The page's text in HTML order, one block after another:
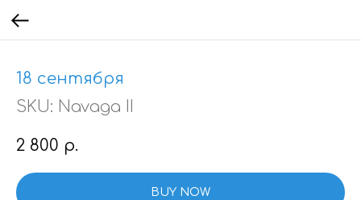
18 сентября
SKU: Navaga II
2 800 р.
BUY NOW